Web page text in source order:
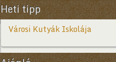
Heti tipp
Városi Kutyák Iskolája